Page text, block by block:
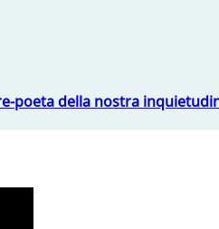
poeta della nostra